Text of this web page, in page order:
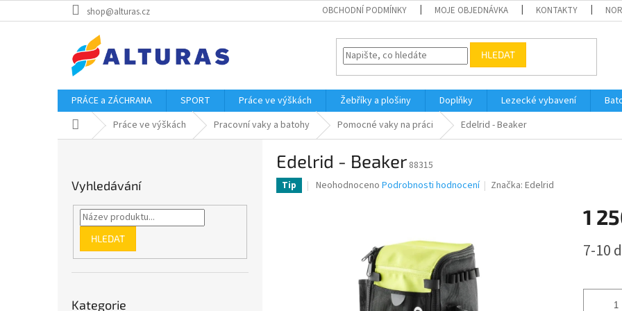
na
shop@alturas.cz OBCHODNÍ PODMÍNKY MOJE OBJEDNÁVKA KONTAKTY
HLEDAT
PRÁCE a ZÁCHRANA SPORT Práce ve výškách Žebříky a plošiny Doplňky Lezecké vybavení
Domů Práce ve výškách Pracovní vaky a batohy Pomocné vaky na práci Edelrid - Beaker
Vyhledávání
HLEDAT
kategorie
Kategorie
Edelrid - Beaker 88315
Tip
Průměrné
hvězdiček.
Neohodnoceno Podrobnosti hodnocení Značka:Edelrid
1
cena:
7-10